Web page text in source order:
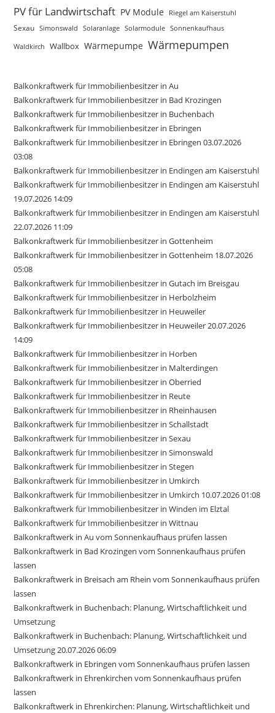
PV für Landwirtschaft PV Module Riegel am Kaiserstuhl
Sexau Simonswald Solaranlage Solarmodule Sonnenkaufhaus
Waldkirch
Wallbox Wärmepumpe Wärmepumpen
Balkonkraftwerk für Immobilienbesitzer in Au
Balkonkraftwerk für Immobilienbesitzer in Bad Krozingen
Balkonkraftwerk für Immobilienbesitzer in Buchenbach
Balkonkraftwerk für Immobilienbesitzer in Ebringen
Balkonkraftwerk für Immobilienbesitzer in Ebringen 03.07.2026
03:08
Balkonkraftwerk für Immobilienbesitzer in Endingen am Kaiserstuhl
Balkonkraftwerk für Immobilienbesitzer in Endingen am Kaiserstuhl
19.07.2026 14:09
Balkonkraftwerk für Immobilienbesitzer in Endingen am Kaiserstuhl
22.07.2026 11:09
Balkonkraftwerk für Immobilienbesitzer in Gottenheim
Balkonkraftwerk für Immobilienbesitzer in Gottenheim 18.07.2026
05:08
Balkonkraftwerk für Immobilienbesitzer in Gutach im Breisgau
Balkonkraftwerk für Immobilienbesitzer in Herbolzheim
Balkonkraftwerk für Immobilienbesitzer in Heuweiler
Balkonkraftwerk für Immobilienbesitzer in Heuweiler 20.07.2026
14:09
Balkonkraftwerk für Immobilienbesitzer in Horben
Balkonkraftwerk für Immobilienbesitzer in Malterdingen
Balkonkraftwerk für Immobilienbesitzer in Oberried
Balkonkraftwerk für Immobilienbesitzer in Reute
Balkonkraftwerk für Immobilienbesitzer in Rheinhausen
Balkonkraftwerk für Immobilienbesitzer in Schallstadt
Balkonkraftwerk für Immobilienbesitzer in Sexau
Balkonkraftwerk für Immobilienbesitzer in Simonswald
Balkonkraftwerk für Immobilienbesitzer in Stegen
Balkonkraftwerk für Immobilienbesitzer in Umkirch
Balkonkraftwerk für Immobilienbesitzer in Umkirch 10.07.2026 01:08
Balkonkraftwerk für Immobilienbesitzer in Winden im Elztal
Balkonkraftwerk für Immobilienbesitzer in Wittnau
Balkonkraftwerk in Au vom Sonnenkaufhaus prüfen lassen
Balkonkraftwerk in Bad Krozingen vom Sonnenkaufhaus prüfen
lassen
Balkonkraftwerk in Breisach am Rhein vom Sonnenkaufhaus prüfen
lassen
Balkonkraftwerk in Buchenbach: Planung, Wirtschaftlichkeit und
Umsetzung
Balkonkraftwerk in Buchenbach: Planung, Wirtschaftlichkeit und
Umsetzung 20.07.2026 06:09
Balkonkraftwerk in Ebringen vom Sonnenkaufhaus prüfen lassen
Balkonkraftwerk in Ehrenkirchen vom Sonnenkaufhaus prüfen
lassen
Balkonkraftwerk in Ehrenkirchen: Planung, Wirtschaftlichkeit und